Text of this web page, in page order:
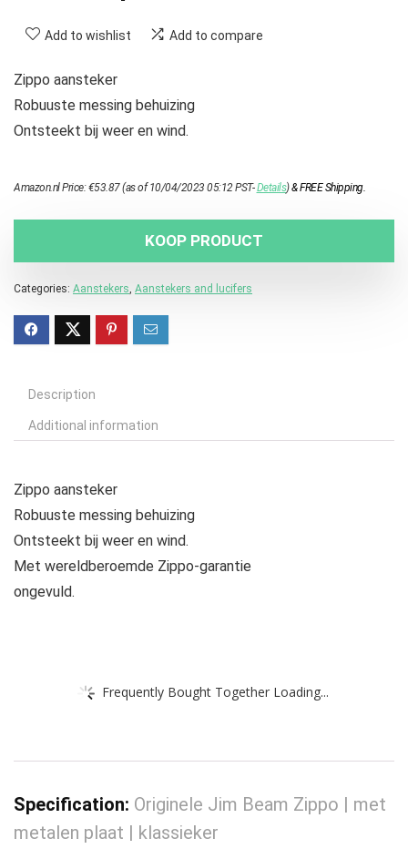
Add to wishlist Add to compare
Zippo aansteker
Robuuste messing behuizing
Ontsteekt bij weer en wind.
Amazon.nl Price:€53.87(as of 10/04/2023 05:12 PST-Details)&FREE Shipping.
KOOP PRODUCT
Categories: Aanstekers, Aanstekers and lucifers
Description
Additional information
Zippo aansteker
Robuuste messing behuizing
Ontsteekt bij weer en wind.
Met wereldberoemde Zippo-garantie
ongevuld.
Frequently Bought Together Loading...
Specification: Originele Jim Beam Zippo | met
metalen plaat | klassieker